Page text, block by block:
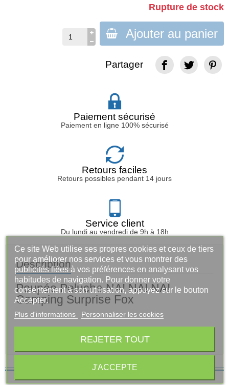
Rupture de stock
Ajouter au panier
Partager
Paiement sécurisé
Paiement en ligne 100% sécurisé
Retours faciles
Retours possibles pendant 14 jours
Service client
Du lundi au vendredi de 9h à 18h
Description
Poupée Peluche NA! NA! NA!
Camping Surprise Fox
Vous aimerez aussi
Ce site Web utilise ses propres cookies et ceux de tiers
pour améliorer nos services et vous montrer des
publicités liées à vos préférences en analysant vos
habitudes de navigation. Pour donner votre
consentement à son utilisation, appuyez sur le bouton
Accepter.
Plus d'informations Personnaliser les cookies
REJETER TOUT
J'ACCEPTE